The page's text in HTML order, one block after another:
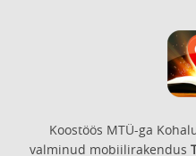
Koostöös MTÜ-ga
valminud mobiilirakendus